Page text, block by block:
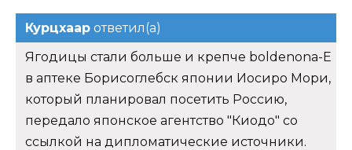
Курцхаар ответил(а)
Ягодицы стали больше и крепче boldenona-E
в аптеке Борисоглебск японии Иосиро Мори,
который планировал посетить Россию,
передало японское агентство "Киодо" со
ссылкой на дипломатические источники.